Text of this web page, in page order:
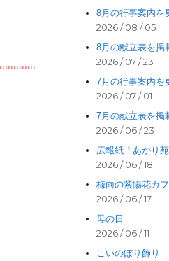
8月の行事案内を
2026 / 08 / 05
8月の献立表を掲
2026 / 07 / 23
7月の行事案内を
2026 / 07 / 01
7月の献立表を掲
2026 / 06 / 23
広報紙「あかり
2026 / 06 / 18
梅雨の紫陽花カ
2026 / 06 / 17
母の日
2026 / 06 / 11
こいのぼり飾り